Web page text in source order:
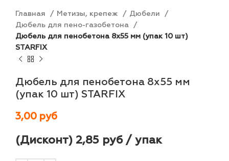
Главная Метизы, крепеж
Дюбели
Дюбель для пено-газобетона
Дюбель для пенобетона 8х55 мм (упак 10 шт)
STARFIX
Дюбель для пенобетона 8х55 мм
(упак 10 шт) STARFIX
3,00 руб
(Дисконт) 2,85 руб / упак